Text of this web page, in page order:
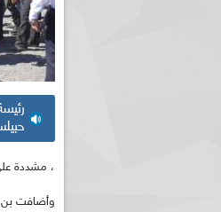
، مشددة
وأضافت بن